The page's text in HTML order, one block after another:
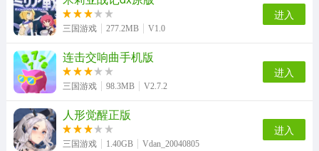
三国游戏 277.2MB V1.0
进入
连击交响曲手机版
三国游戏 98.3MB V2.7.2
进入
人形觉醒正版
三国游戏 1.40GB Vdan_20040805
进入